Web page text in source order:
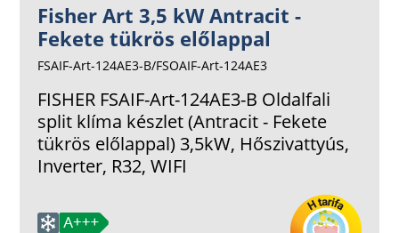
Fisher Art 3,5 kW Antracit -
Fekete tükrös előlappal
FSAIF-Art-124AE3-B/FSOAIF-Art-124AE3
FISHER FSAIF-Art-124AE3-B Oldalfali
split klíma készlet (Antracit - Fekete
tükrös előlappal) 3,5kW, Hőszivattyús,
Inverter, R32, WIFI